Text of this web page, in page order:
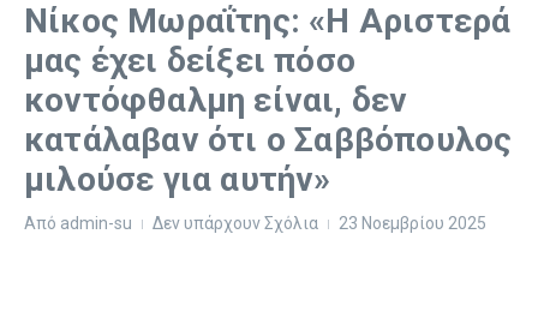
Νίκος Μωραΐτης: «Η Αριστερά
μας έχει δείξει πόσο
κοντόφθαλμη είναι, δεν
κατάλαβαν ότι ο Σαββόπουλος
μιλούσε για αυτήν»
Από admin-su Δεν υπάρχουν Σχόλια 23 Νοεμβρίου 2025